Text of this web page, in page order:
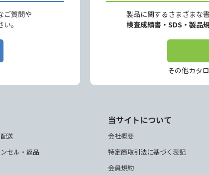
ご質問や
。
製品に関するさまざまな
検査成績書・SDS・製品
その他カタ
送
セル・返品
当サイトについて
会社概要
特定商取引法に基づく表記
会員規約